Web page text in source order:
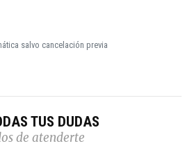
salvo cancelación previa
TUS DUDAS
de atenderte